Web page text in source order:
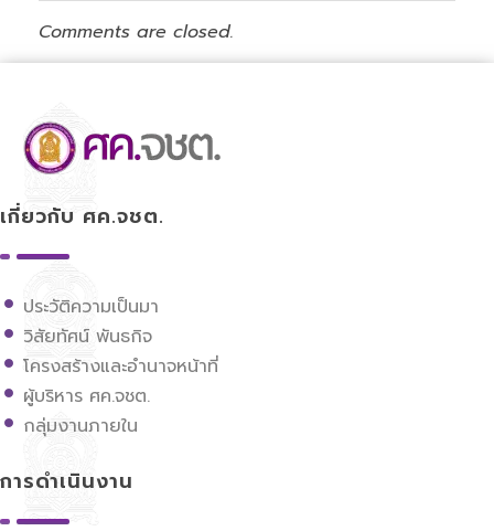
Comments are closed.
เกี่ยวกับ ศค.จชต.
ประวัติความเป็นมา
วิสัยทัศน์ พันธกิจ
โครงสร้างและอำนาจหน้าที่
ผู้บริหาร ศค.จชต.
กลุ่มงานภายใน
การดำเนินงาน